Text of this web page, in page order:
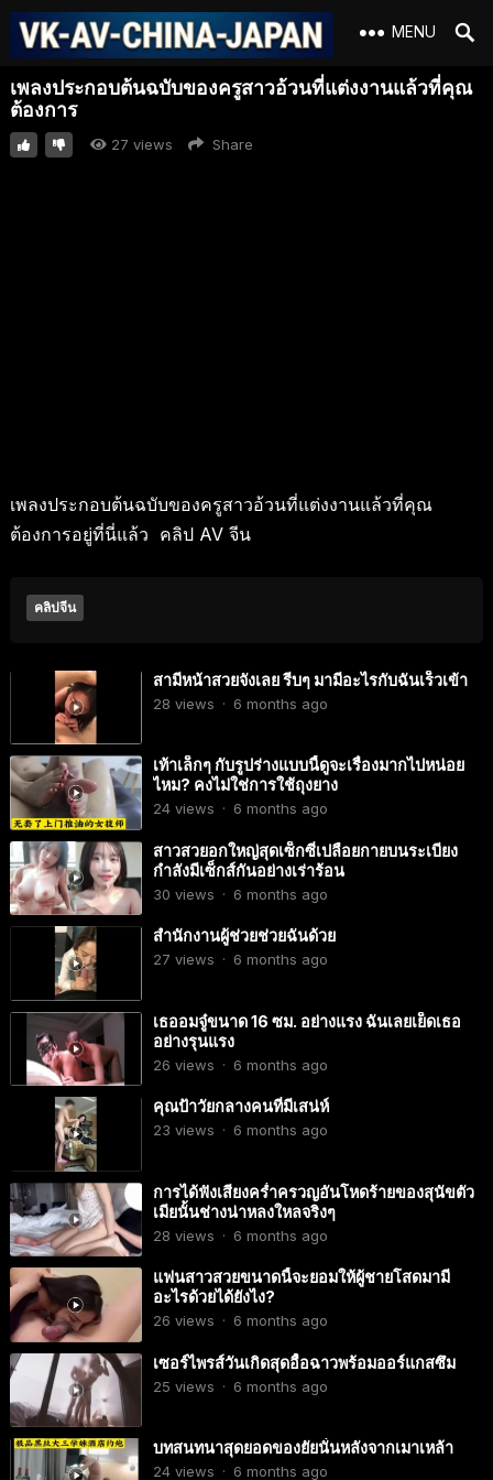
MENU
เพลงประกอบต้นฉบับของครูสาวอ้วนที่แต่งงานแล้วที่คุณ
ต้องการ
27 views Share
เพลงประกอบต้นฉบับของครูสาวอ้วนที่แต่งงานแล้วที่คุณ
ต้องการอยู่ที่นี่แล้ว คลิป AV จีน
คลิปจีน
สามีหน้าสวยจังเลย รีบๆ มามีอะไรกับฉันเร็วเข้า
28 views · 6 months ago
เท้าเล็กๆ กับรูปร่างแบบนี้ดูจะเรื่องมากไปหน่อย
ไหม? คงไม่ใช่การใช้ถุงยาง
24views · 6 months ago
สาวสวยอกใหญ่สุดเซ็กซี่เปลือยกายบนระเบียง
กำลังมีเซ็กส์กันอย่างเร่าร้อน
30 views · 6 months ago
สำนักงานผู้ช่วยช่วยฉันด้วย
27 views · 6 months ago
เธออมจู๋ขนาด 16 ซม. อย่างแรง ฉันเลยเย็ดเธอ
อย่างรุนแรง
26 views · 6 months ago
คุณป้าวัยกลางคนที่มีเสน่ห์
23 views · 6 months ago
การได้ฟังเสียงคร่ำครวญอันโหดร้ายของสุนัขตัว
เมียนั้นช่างน่าหลงใหลจริงๆ
28 views · 6 months ago
แฟนสาวสวยขนาดนี้จะยอมให้ผู้ชายโสดมามี
อะไรด้วยได้ยังไง?
26 views · 6 months ago
เซอร์ไพรส์วันเกิดสุดอื้อฉาวพร้อมออร์แกสซึม
25 views · 6 months ago
บทสนทนาสุดยอดของยัยนั่นหลังจากเมาเหล้า
24views · 6 months ago